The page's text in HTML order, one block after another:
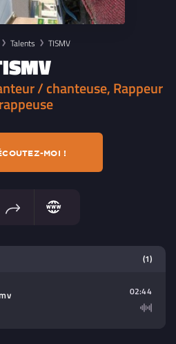
Talents TISMV
/ chanteuse, Rappeur
MOI !
lire (audio/video)
(1)
02:44